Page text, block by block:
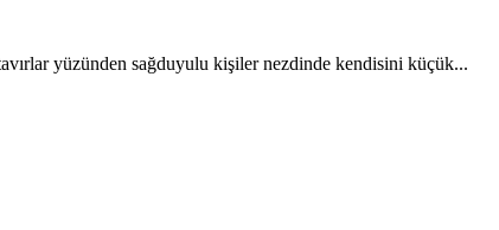
yüzünden sağduyulu kişiler nezdinde kendisini küçük...